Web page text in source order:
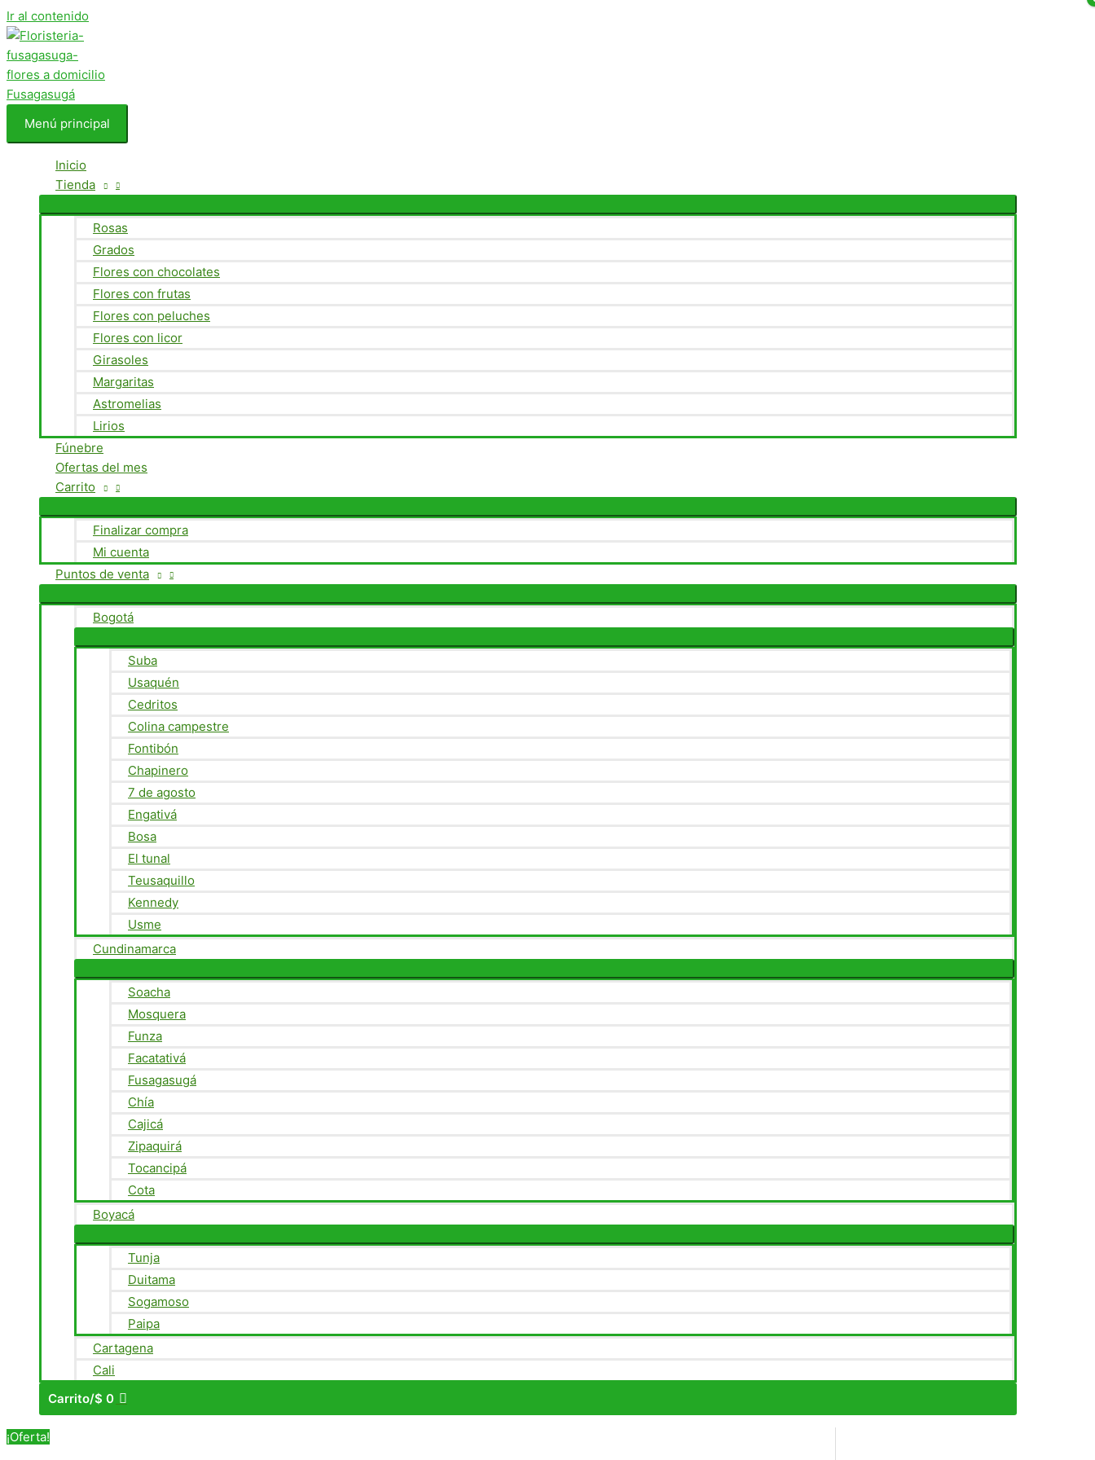
Ir al contenido
Menú principal
Inicio
Tienda
Rosas
Grados
Flores con chocolates
Flores con frutas
Flores con peluches
Flores con licor
Girasoles
Margaritas
Astromelias
Lirios
Fúnebre
Ofertas del mes
Carrito
Finalizar compra
Mi cuenta
Puntos de venta
Bogotá
Suba
Usaquén
Cedritos
Colina campestre
Fontibón
Chapinero
7 de agosto
Engativá
Bosa
El tunal
Teusaquillo
Kennedy
Usme
Cundinamarca
Soacha
Mosquera
Funza
Facatativá
Fusagasugá
Chía
Cajicá
Zipaquirá
Tocancipá
Cota
Boyacá
Tunja
Duitama
Sogamoso
Paipa
Cartagena
Cali
Carrito/$ 0
¡Oferta!